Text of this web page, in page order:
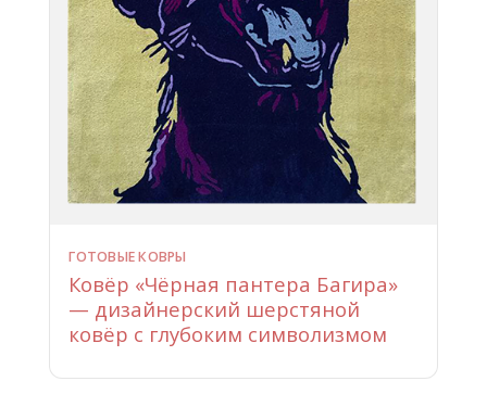
ГОТОВЫЕ КОВРЫ
Ковёр «Чёрная пантера Багира»
— дизайнерский шерстяной
ковёр с глубоким символизмом